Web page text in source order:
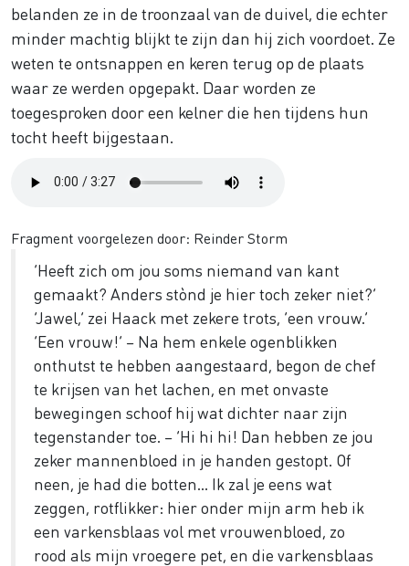
belanden ze in de troonzaal van de duivel, die echter
minder machtig blijkt te zijn dan hij zich voordoet. Ze
weten te ontsnappen en keren terug op de plaats
waar ze werden opgepakt. Daar worden ze
toegesproken door een kelner die hen tijdens hun
tocht heeft bijgestaan.
file
Fragment voorgelezen door: Reinder Storm
‘Heeft zich om jou soms niemand van kant
gemaakt? Anders stònd je hier toch zeker niet?’
‘Jawel,’ zei Haack met zekere trots, ‘een vrouw.’
‘Een vrouw!’ – Na hem enkele ogenblikken
onthutst te hebben aangestaard, begon de chef
te krijsen van het lachen, en met onvaste
bewegingen schoof hij wat dichter naar zijn
tegenstander toe. – ‘Hi hi hi! Dan hebben ze jou
zeker mannenbloed in je handen gestopt. Of
neen, je had die botten... Ik zal je eens wat
zeggen, rotflikker: hier onder mijn arm heb ik
een varkensblaas vol met vrouwenbloed, zo
rood als mijn vroegere pet, en die varkensblaas